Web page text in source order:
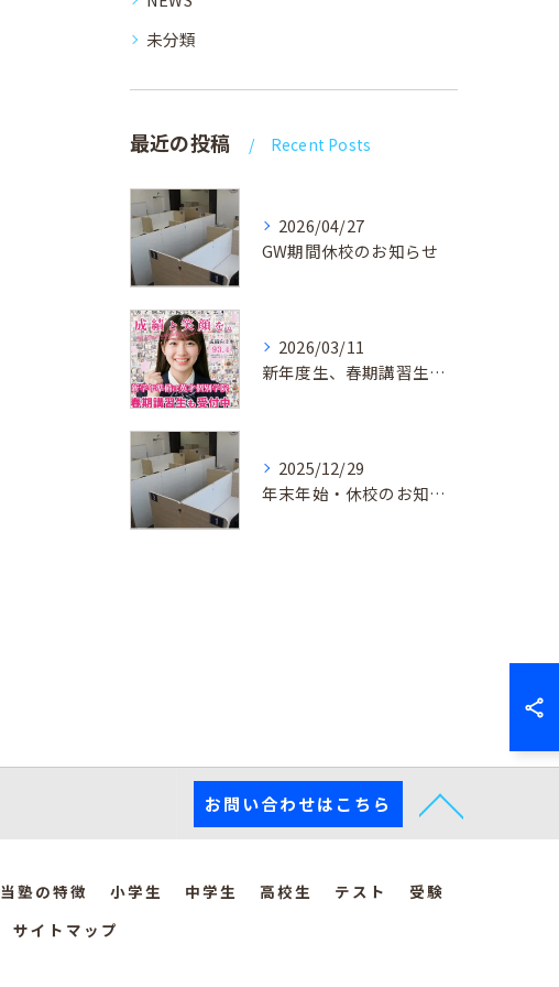
未分類
最近の投稿 Recent Posts
2026/04/27
GW期間休校のお知らせ
2026/03/11
新年度生、春期講習生 受付中！
2025/12/29
年末年始・休校のお知らせ
お問い合わせはこちら
当塾の特徴 小学生 中学生 高校生 テスト
受験
サイトマップ